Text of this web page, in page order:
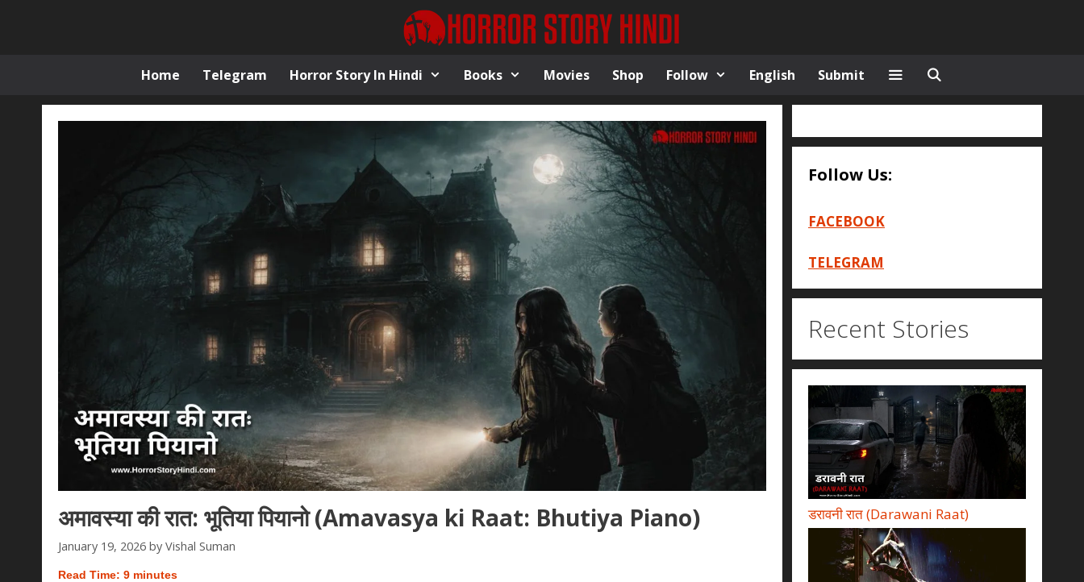
Home Telegram Horror Story In Hindi Books Movies Shop Follow English Submit
अमावस्या की रात: भूतिया पियानो (Amavasya ki Raat: Bhutiya Piano)
January 19, 2026 by Vishal Suman
Read Time: 9 minutes
Follow Us:
FACEBOOK
TELEGRAM
Recent Stories
डरावनी रात (Darawani Raat)